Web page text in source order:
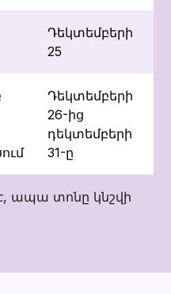
Դեկտեմբերի
25
Դեկտեմբերի
26-ից
դեկտեմբերի
31-ը
ապա տոնը կնշվի